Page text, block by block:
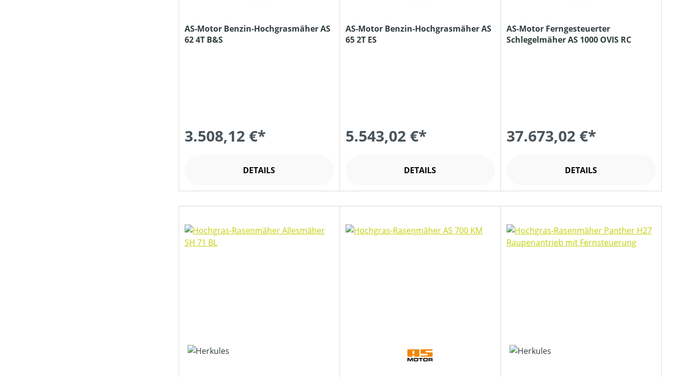
AS-Motor Benzin-Hochgrasmäher AS
62 4T B&S
3.508,12 €*
DETAILS
AS-Motor Benzin-Hochgrasmäher AS
65 2T ES
5.543,02 €*
DETAILS
AS-Motor Ferngesteuerter
Schlegelmäher AS 1000 OVIS RC
37.673,02 €*
DETAILS